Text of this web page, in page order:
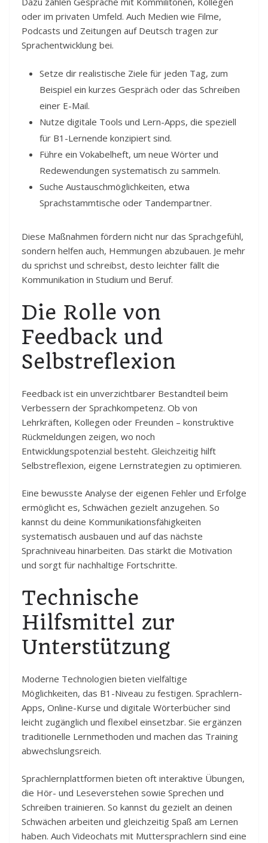
oder im privaten Umfeld. Auch Medien wie Filme,
Podcasts und Zeitungen auf Deutsch tragen zur
Sprachentwicklung bei.
Setze dir realistische Ziele für jeden Tag, zum
Beispiel ein kurzes Gespräch oder das Schreiben
einer E-Mail.
Nutze digitale Tools und Lern-Apps, die speziell
für B1-Lernende konzipiert sind.
Führe ein Vokabelheft, um neue Wörter und
Redewendungen systematisch zu sammeln.
Suche Austauschmöglichkeiten, etwa
Sprachstammtische oder Tandempartner.
Diese Maßnahmen fördern nicht nur das Sprachgefühl,
sondern helfen auch, Hemmungen abzubauen. Je mehr
du sprichst und schreibst, desto leichter fällt die
Kommunikation in Studium und Beruf.
Die Rolle von
Feedback und
Selbstreflexion
Feedback ist ein unverzichtbarer Bestandteil beim
Verbessern der Sprachkompetenz. Ob von
Lehrkräften, Kollegen oder Freunden – konstruktive
Rückmeldungen zeigen, wo noch
Entwicklungspotenzial besteht. Gleichzeitig hilft
Selbstreflexion, eigene Lernstrategien zu optimieren.
Eine bewusste Analyse der eigenen Fehler und Erfolge
ermöglicht es, Schwächen gezielt anzugehen. So
kannst du deine Kommunikationsfähigkeiten
systematisch ausbauen und auf das nächste
Sprachniveau hinarbeiten. Das stärkt die Motivation
und sorgt für nachhaltige Fortschritte.
Technische
Hilfsmittel zur
Unterstützung
Moderne Technologien bieten vielfältige
Möglichkeiten, das B1-Niveau zu festigen. Sprachlern-
Apps, Online-Kurse und digitale Wörterbücher sind
leicht zugänglich und flexibel einsetzbar. Sie ergänzen
traditionelle Lernmethoden und machen das Training
abwechslungsreich.
Sprachlernplattformen bieten oft interaktive Übungen,
die Hör- und Leseverstehen sowie Sprechen und
Schreiben trainieren. So kannst du gezielt an deinen
Schwächen arbeiten und gleichzeitig Spaß am Lernen
haben. Auch Videochats mit Muttersprachlern sind eine